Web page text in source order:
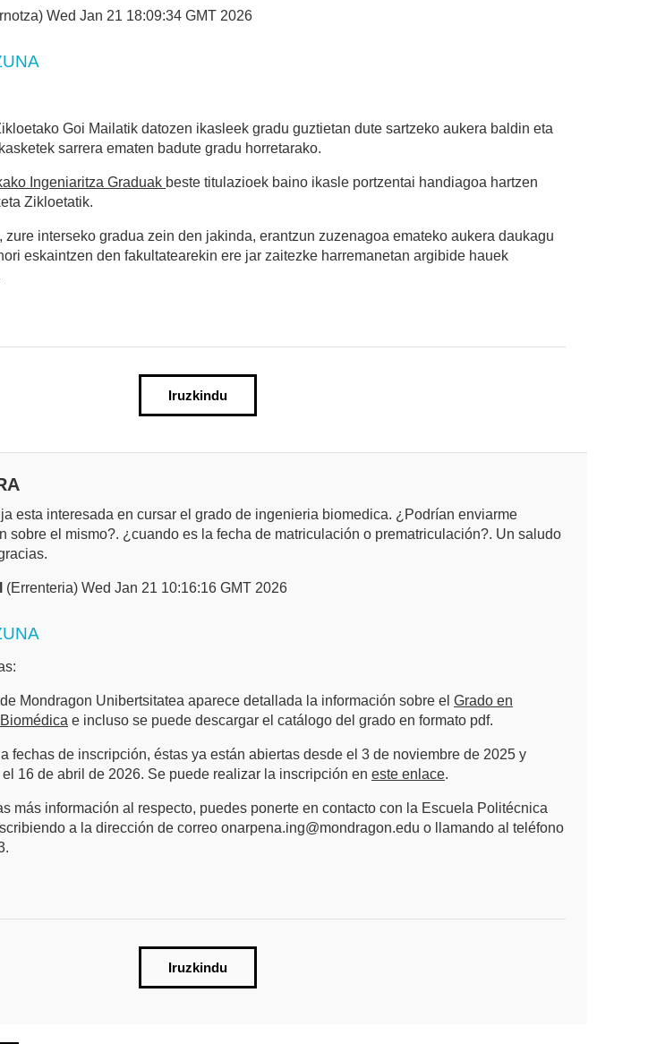
Wed Jan 21 18:09:34 GMT 2026
Goi Mailatik datozen ikasleek gradu guztietan dute sartzeko aukera baldin eta
sarrera ematen badute gradu horretarako.
Ingeniaritza Graduak beste titulazioek baino ikasle portzentai handiagoa hartzen
Zikloetatik.
zure interseko gradua zein den jakinda, erantzun zuzenagoa emateko aukera daukagu
eskaintzen den fakultatearekin ere jar zaitezke harremanetan argibide hauek
Iruzkindu
esta interesada en cursar el grado de ingenieria biomedica. ¿Podrían enviarme
sobre el mismo?. ¿cuando es la fecha de matriculación o prematriculación?. Un saludo
(Errenteria) Wed Jan 21 10:16:16 GMT 2026
Mondragon Unibertsitatea aparece detallada la información sobre el Grado en
e incluso se puede descargar el catálogo del grado en formato pdf.
fechas de inscripción, éstas ya están abiertas desde el 3 de noviembre de 2025 y
16 de abril de 2026. Se puede realizar la inscripción en este enlace.
más información al respecto, puedes ponerte en contacto con la Escuela Politécnica
a la dirección de correo onarpena.ing@mondragon.edu o llamando al teléfono
Iruzkindu